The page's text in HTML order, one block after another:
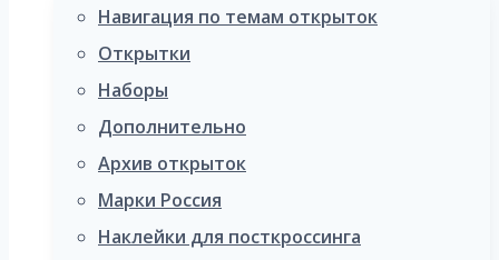
Навигация по темам открыток
Открытки
Наборы
Дополнительно
Архив открыток
Марки Россия
Наклейки для посткроссинга